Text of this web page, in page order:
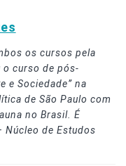
os cursos pela
o curso de pós-
e Sociedade” na
de São Paulo com
no Brasil. É
Núcleo de Estudos